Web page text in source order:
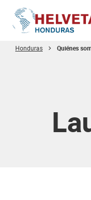
Honduras Quiénes